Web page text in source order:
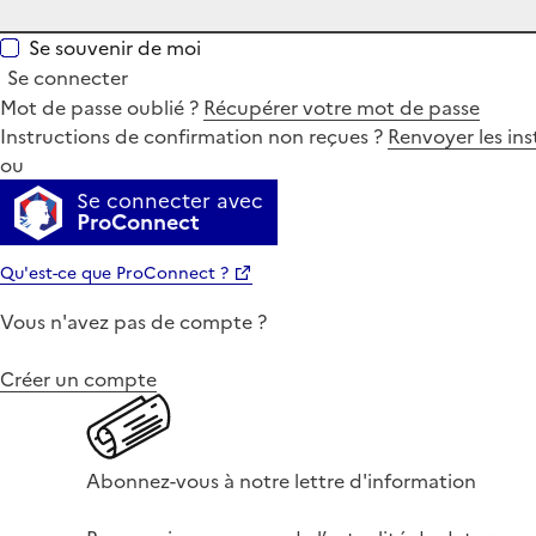
Se souvenir de moi
Se connecter
Mot de passe oublié ? Récupérer votre mot de passe
Instructions de confirmation non reçues ? Renvoyer les
ou
Se connecter avec
ProConnect
Qu'est-ce que ProConnect ?
Vous n'avez pas de compte ?
Créer un compte
Abonnez-vous à notre lettre d'information